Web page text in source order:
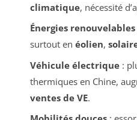
climatique, nécessité
Énergies renouvelables
surtout en éolien,
Véhicule électrique:
thermiques en Chine,
ventes de VE.